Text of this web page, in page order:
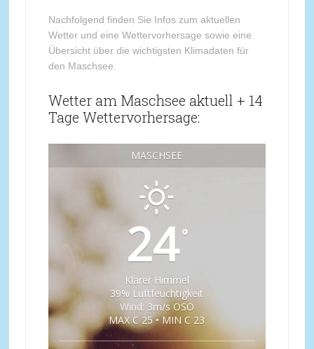
Nachfolgend finden Sie Infos zum aktuellen
Wetter und eine Wettervorhersage sowie eine
Übersicht über die wichtigsten Klimadaten für
den Maschsee.
Wetter am Maschsee aktuell + 14
Tage Wettervorhersage:
MASCHSEE
24°
Klarer Himmel
39% Luftfeuchtigkeit
Wind: 3m/s OSO
MAX C 25 • MIN C 23